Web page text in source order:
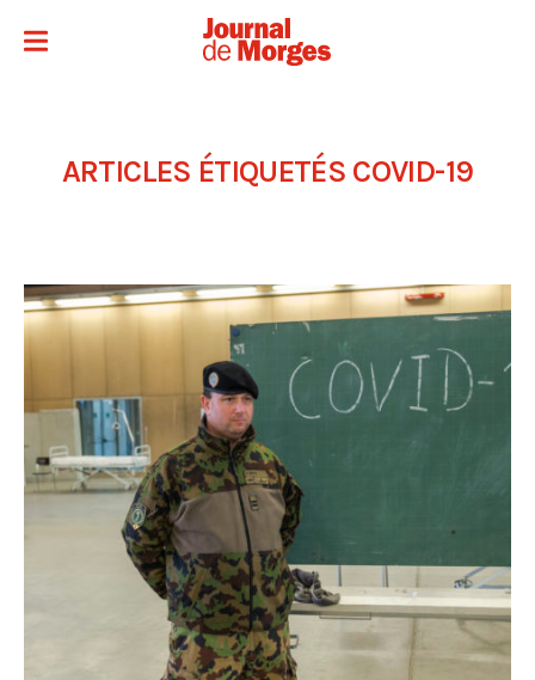
ARTICLES ÉTIQUETÉS COVID-19